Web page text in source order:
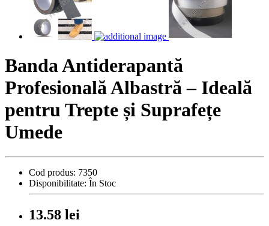
Banda Antiderapantă
Profesională Albastră – Ideală
pentru Trepte și Suprafețe
Umede
Cod produs: 7350
Disponibilitate: În Stoc
13.58 lei